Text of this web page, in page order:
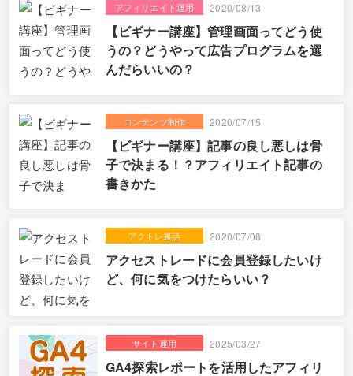
アフィリエイト運用 2020/08/13
【ビギナー講座】管理画面ってどう使
うの？どうやって広告プログラムを選
んだらいいの？
コンテンツ制作 2020/07/15
【ビギナー講座】記事の良し悪しは骨
子で決まる！？アフィリエイト記事の
書きかた
アクトレ裏話 2020/07/08
アクセストレードに会員登録したいけ
ど、何に気をつけたらいい？
サイト運用 2025/03/27
GA4探索レポートを活用したアフィリ